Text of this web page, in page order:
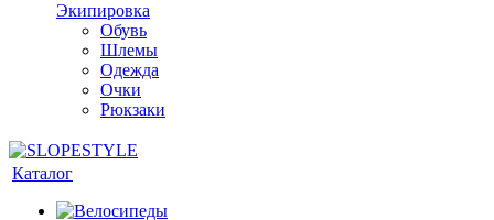
Экипировка
Обувь
Шлемы
Одежда
Очки
Рюкзаки
Каталог